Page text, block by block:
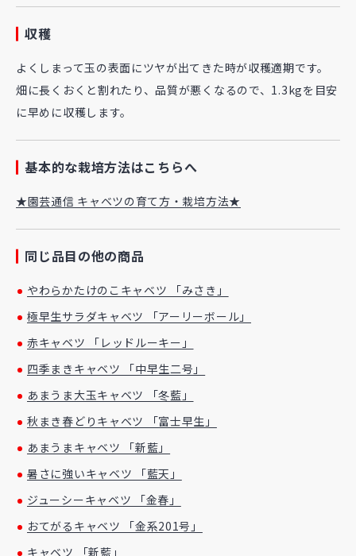
収穫
よくしまって玉の表面にツヤが出てきた時が収穫適期です。
畑に長くおくと割れたり、品質が悪くなるので、1.3kgを目安
に早めに収穫します。
基本的な栽培方法はこちらへ
★園芸通信 キャベツの育て方・栽培方法★
同じ品目の他の商品
やわらかたけのこキャベツ 「みさき」
極早生サラダキャベツ 「アーリーボール」
赤キャベツ 「レッドルーキー」
四季まきキャベツ 「中早生二号」
あまうま大玉キャベツ 「冬藍」
秋まき春どりキャベツ 「富士早生」
あまうまキャベツ 「新藍」
暑さに強いキャベツ 「藍天」
ジューシーキャベツ 「金春」
おてがるキャベツ 「金系201号」
キャベツ 「新藍」